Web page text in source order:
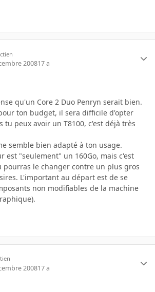
200817 a
qu'un Core 2 Duo Penryn serait bien.
ton budget, il sera difficile d'opter
tu peux avoir un T8100, c'est déjà très
semble bien adapté à ton usage.
est "seulement" un 160Go, mais c'est
pourras le changer contre un plus gros
L'important au départ est de se
non modifiables de la machine
200817 a